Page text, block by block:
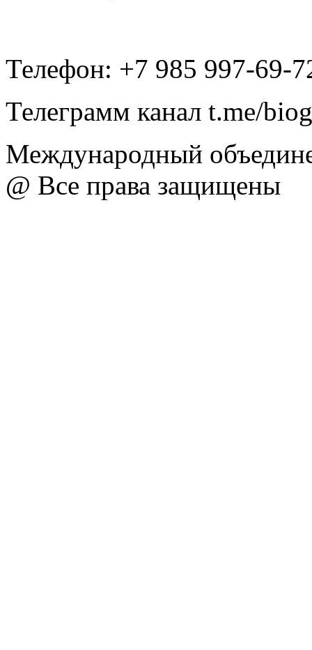
Телефон: +7 985 997-69-
Телеграмм канал t.me/
Международный
@ Все права защищены